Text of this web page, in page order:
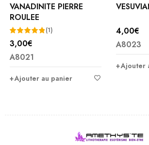
VANADINITE PIERRE
ROULEE
Note5.00
sur 5
(1)
3,00€
A8021
Ajouter au panier
4,00€
A8023
Ajouter